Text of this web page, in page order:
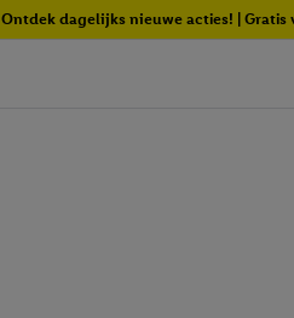
Ontdek dagelijks nieuwe acties! | Gratis